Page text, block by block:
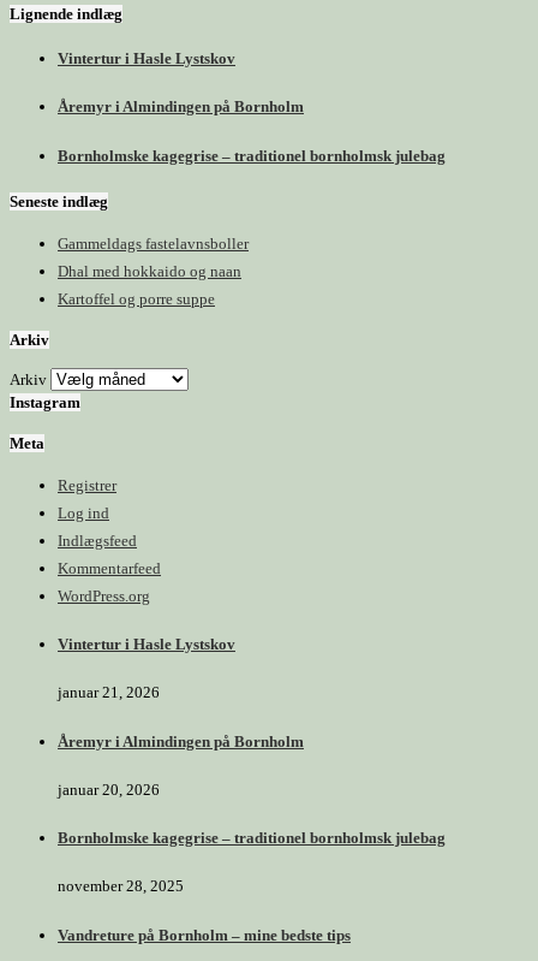
Lignende indlæg
Vintertur i Hasle Lystskov
Åremyr i Almindingen på Bornholm
Bornholmske kagegrise – traditionel bornholmsk julebag
Seneste indlæg
Gammeldags fastelavnsboller
Dhal med hokkaido og naan
Kartoffel og porre suppe
Arkiv
Arkiv
Instagram
Meta
Registrer
Log ind
Indlægsfeed
Kommentarfeed
WordPress.org
Vintertur i Hasle Lystskov
januar 21, 2026
Åremyr i Almindingen på Bornholm
januar 20, 2026
Bornholmske kagegrise – traditionel bornholmsk julebag
november 28, 2025
Vandreture på Bornholm – mine bedste tips